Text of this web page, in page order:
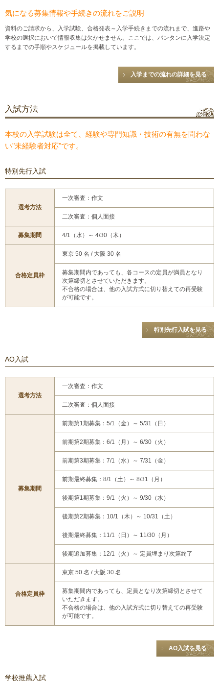
気になる募集情報や手続きの流れをご説明
資料のご請求から、入学試験、合格発表～入学手続きまでの流れまで、進路や
学校の選択において情報収集は欠かせません。ここでは、バンタンに入学決定
するまでの手順やスケジュールを掲載しています。
入学までの流れの詳細を見る
入試方法
本校の入学試験は全て、経験や専門知識・技術の有無を問わな
い"未経験者対応"です。
特別先行入試
選考方法
一次審査：作文
二次審査：個人面接
募集期間 4/1（水）～ 4/30（木）
合格定員枠
東京 50 名 / 大阪 30 名
募集期間内であっても、各コースの定員が満員となり
次第締切とさせていただきます。
不合格の場合は、他の入試方式に切り替えての再受験
が可能です。
特別先行入試を見る
AO入試
選考方法
一次審査：作文
二次審査：個人面接
募集期間
前期第1期募集：5/1（金）～ 5/31（日）
前期第2期募集：6/1（月）～ 6/30（火）
前期第3期募集：7/1（水）～ 7/31（金）
前期最終募集：8/1（土）～ 8/31（月）
後期第1期募集：9/1（火）～ 9/30（水）
後期第2期募集：10/1（木）～ 10/31（土）
後期最終募集：11/1（日）～ 11/30（月）
後期追加募集：12/1（火）～ 定員埋まり次第終了
合格定員枠
東京 50 名 / 大阪 30 名
募集期間内であっても、定員となり次第締切とさせて
いただきます。
不合格の場合は、他の入試方式に切り替えての再受験
が可能です。
AO入試を見る
学校推薦入試